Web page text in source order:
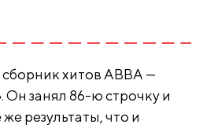
хитов ABBA —
Он занял 86-ю строчку и
результаты, что и